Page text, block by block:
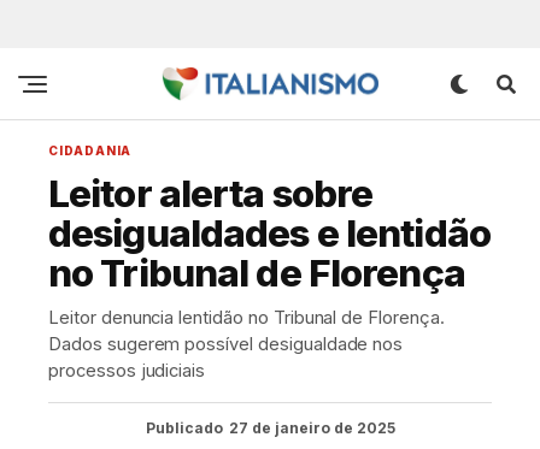
CIDADANIA
Leitor alerta sobre
desigualdades e lentidão
no Tribunal de Florença
Leitor denuncia lentidão no Tribunal de Florença.
Dados sugerem possível desigualdade nos
processos judiciais
Publicado 27 de janeiro de 2025